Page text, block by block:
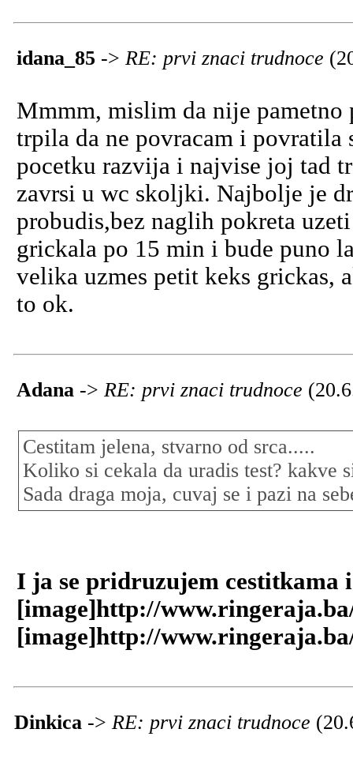
idana_85 -> RE: prvi znaci trudnoce
Mmmm, mislim da nije pametno
trpila da ne povracam i povratila
pocetku razvija i najvise joj tad
zavrsi u wc skoljki. Najbolje je
probudis,bez naglih pokreta
grickala po 15 min i bude puno
velika uzmes petit keks grickas,
to ok.
Adana -> RE: prvi znaci trudnoce
Cestitam jelena, stvarno od srca.....
Koliko si cekala da uradis test? kakve
Sada draga moja, cuvaj se i pazi na
I ja se pridruzujem
[image]http://
[image]http://
Dinkica-> RE: prvi znaci trudnoce